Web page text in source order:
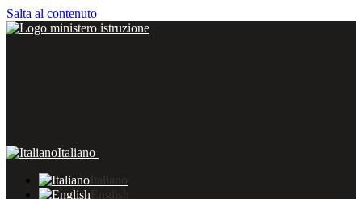
Salta al contenuto
Italiano
Italiano
English